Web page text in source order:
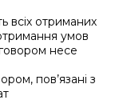
всіх отриманих
умов
несе
пов’язані з